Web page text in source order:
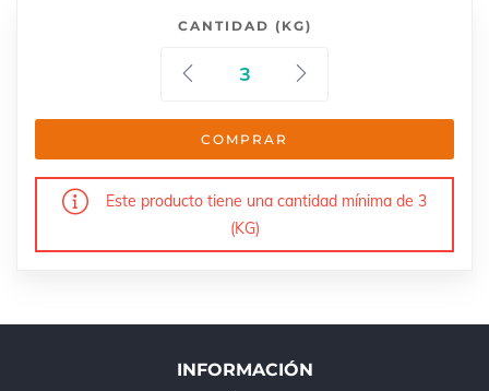
CANTIDAD (KG)
COMPRAR
Este producto tiene una cantidad mínima de 3
(KG)
INFORMACIÓN